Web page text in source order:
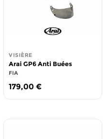
VISIÈRE
Arai GP6 Anti Buées
FIA
179,00 €